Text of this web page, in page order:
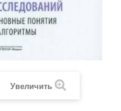
Увеличить